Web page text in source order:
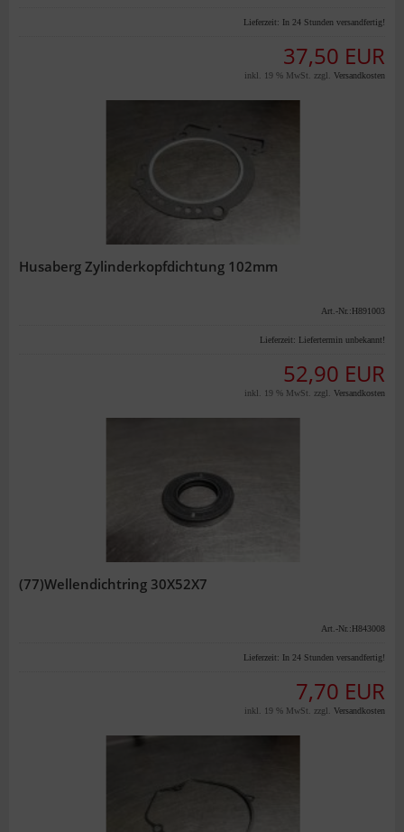
Lieferzeit: In 24 Stunden versandfertig!
37,50 EUR
inkl. 19 % MwSt. zzgl. Versandkosten
Husaberg Zylinderkopfdichtung 102mm
Art.-Nr.:H891003
Lieferzeit: Liefertermin unbekannt!
52,90 EUR
inkl. 19 % MwSt. zzgl. Versandkosten
(77)Wellendichtring 30X52X7
Art.-Nr.:H843008
Lieferzeit: In 24 Stunden versandfertig!
7,70 EUR
inkl. 19 % MwSt. zzgl. Versandkosten